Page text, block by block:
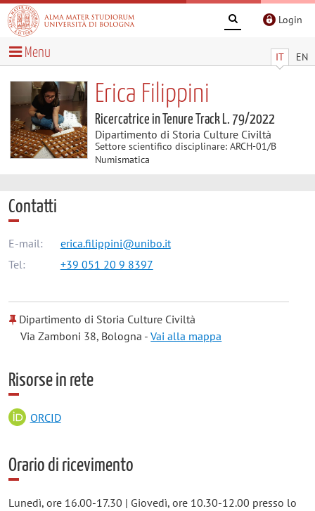
Login
IT EN
Menu
Erica Filippini
Ricercatrice in Tenure Track L. 79/2022
Dipartimento di Storia Culture Civiltà
Settore scientifico disciplinare: ARCH-01/B
Numismatica
Contatti
E-mail:
erica.filippini@unibo.it
Tel:
+39 051 20 9 8397
Dipartimento di Storia Culture Civiltà
Via Zamboni 38, Bologna -Vai alla mappa
Risorse in rete
ORCID
Orario di ricevimento
Lunedì, ore 16.00-17.30 | Giovedì, ore 10.30-12.00 presso lo